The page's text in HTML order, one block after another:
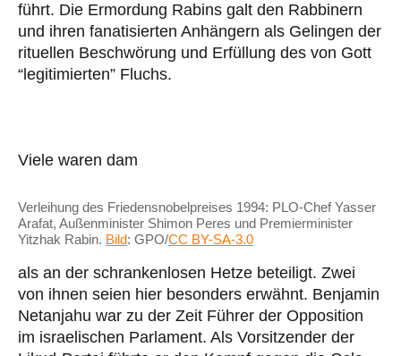
führt. Die Ermordung Rabins galt den Rabbinern
und ihren fanatisierten Anhängern als Gelingen der
rituellen Beschwörung und Erfüllung des von Gott
“legitimierten” Fluchs.
Viele waren dam
Verleihung des Friedensnobelpreises 1994: PLO-Chef Yasser
Arafat, Außenminister Shimon Peres und Premierminister
Yitzhak Rabin. Bild: GPO/CC BY-SA-3.0
als an der schrankenlosen Hetze beteiligt. Zwei
von ihnen seien hier besonders erwähnt. Benjamin
Netanjahu war zu der Zeit Führer der Opposition
im israelischen Parlament. Als Vorsitzender der